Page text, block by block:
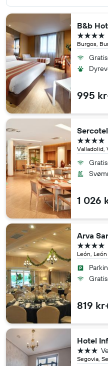
B&b
Burgos,
4
995
Valladolid,
4
1 026
Arva
León,
4
819
Hotel
Segovia,
3